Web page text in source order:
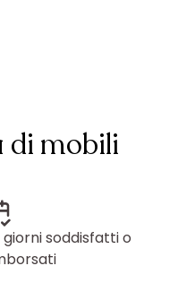
di mobili
giorni soddisfatti o